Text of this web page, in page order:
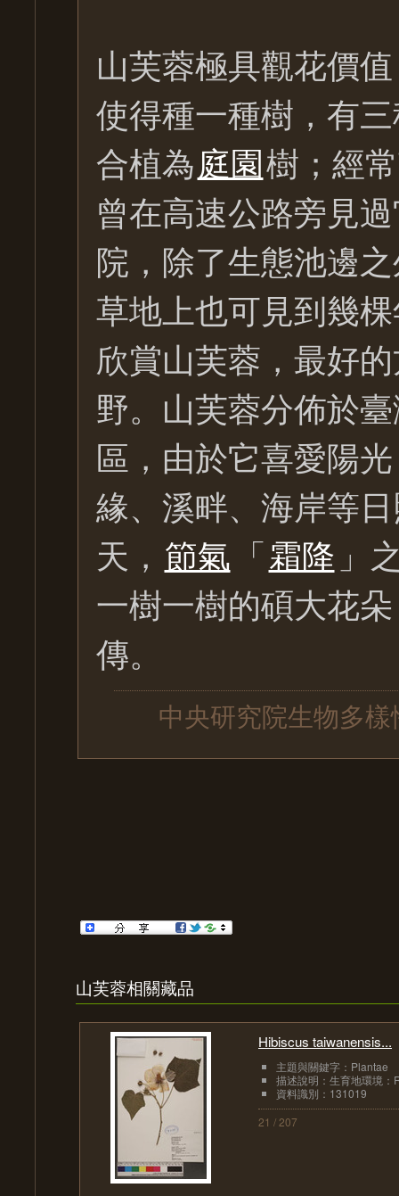
山芙蓉極具觀花價
使得種一種樹，有
合植為庭園樹；經
曾在高速公路旁見
院，除了生態池邊
草地上也可見到幾
欣賞山芙蓉，最好
野。山芙蓉分佈於
區，由於它喜愛陽
緣、溪畔、海岸等
天， 節氣 「霜降 」
一樹一樹的碩大花
傳。
中央研究院生物多
山芙蓉相關藏品
Hibiscus taiwanensis...
主題與關鍵字：Plantae
描述說明：生育地環境：
資料識別：131019
21 / 207